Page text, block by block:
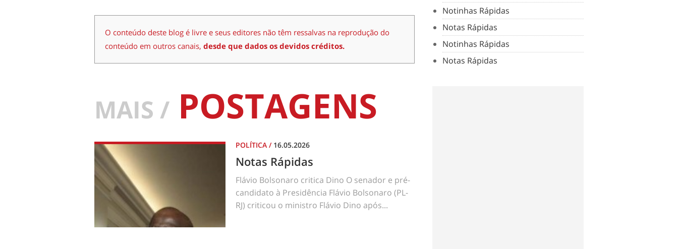
O conteúdo deste blog é livre e seus editores não têm ressalvas na reprodução do
conteúdo em outros canais, desde que dados os devidos créditos.
MAIS / POSTAGENS
POLÍTICA / 16.05.2026
Notas Rápidas
Flávio Bolsonaro critica Dino O senador e pré-
candidato à Presidência Flávio Bolsonaro (PL-
RJ) criticou o ministro Flávio Dino após...
Notinhas Rápidas
Notas Rápidas
Notinhas Rápidas
Notas Rápidas